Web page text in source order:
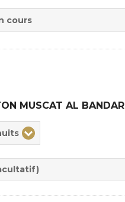
cours
MUSCAT AL BANDAR